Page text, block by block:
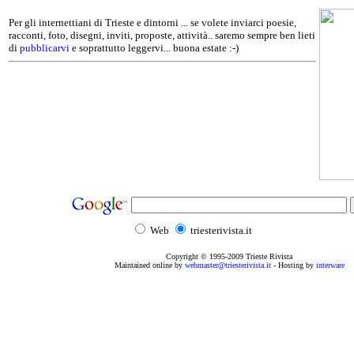
Per gli internettiani di Trieste e dintorni ... se volete inviarci poesie,
racconti, foto, disegni, inviti, proposte, attività.. saremo sempre ben lieti
di pubblicarvi e soprattutto leggervi... buona estate :-)
Web triesterivista.it
Copyright © 1995-2009 Trieste Rivista
Maintained online by webmaster@triesterivista.it- Hosting by interware